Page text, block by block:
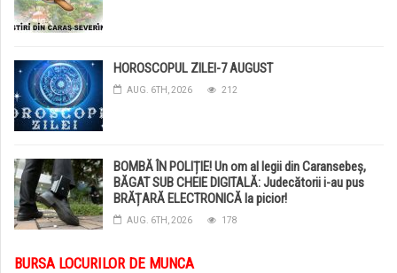
HOROSCOPUL ZILEI-7 AUGUST
AUG. 6TH, 2026 212
BOMBĂ ÎN POLIȚIE! Un om al legii din Caransebeș,
BĂGAT SUB CHEIE DIGITALĂ: Judecătorii i-au pus
BRĂȚARĂ ELECTRONICĂ la picior!
AUG. 6TH, 2026 178
BURSA LOCURILOR DE MUNCA